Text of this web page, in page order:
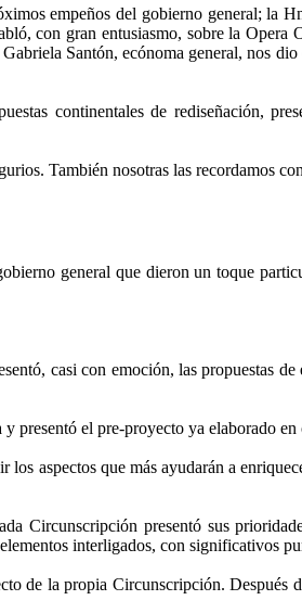
empeños del gobierno general; la
con gran entusiasmo, sobre la Opera
Santón, ecónoma general, nos
continentales de rediseñación,
También nosotras las recordamos
general que dieron un toque
casi con emoción, las propuestas
presentó el pre-proyecto ya elaborado
aspectos que más ayudarán a
Circunscripción presentó sus
interligados, con significativos
de la propia Circunscripción. Después